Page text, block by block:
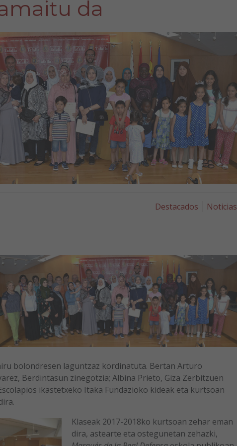
da
Destacados Noticias
bolondresen laguntzaz kordinatuta. Bertan Arturo
Berdintasun zinegotzia; Albina Prieto, Giza Zerbitzuen
ikastetxeko Itaka Fundazioko kideak eta kurtsoan
Klaseak 2017-2018ko kurtsoan zehar eman
dira, astearte eta ostegunetan zehazki,